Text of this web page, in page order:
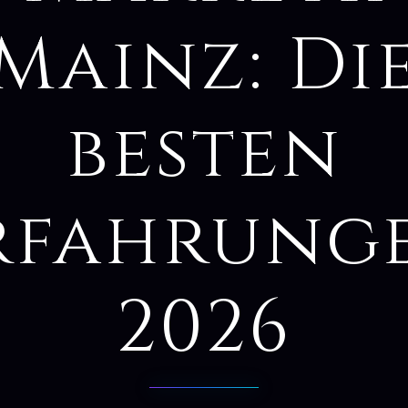
besten
2026